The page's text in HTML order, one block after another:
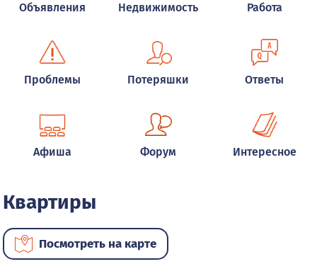
Объявления Недвижимость Работа
Проблемы Потеряшки Ответы
Афиша Форум Интересное
Квартиры
Посмотреть на карте